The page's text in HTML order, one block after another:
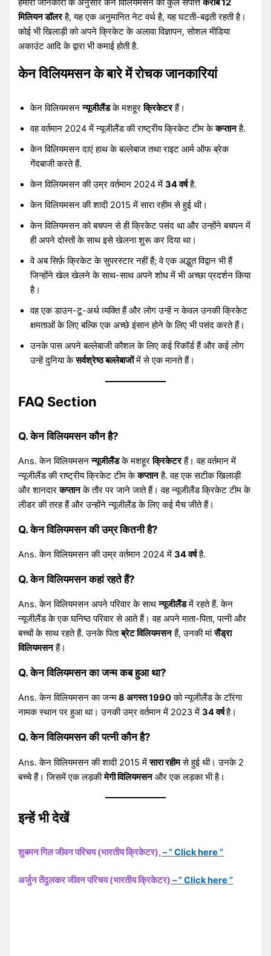
मिलियन डॉलरहै, यह एक अनुमानित नेट वर्थ है, यह घटती-बढ़ती रहती है।
कोई भी खिलाड़ी को अपने क्रिकेट के अलावा विज्ञापन, सोशल मीडिया
अकाउंट आदि के द्वारा भी कमाई होती है.
केन विलियमसन के बारे में रोचक जानकारियां
केन विलियमसनन्यूजीलैंडके मशहूरक्रिकेटरहैं।
वह वर्तमान 2024 में न्यूजीलैंड की राष्ट्रीय क्रिकेट टीम केकप्तानहै.
केन विलियमसन दाएं हाथ के बल्लेबाज तथा राइट आर्म ऑफ ब्रेक
गेंदबाजी करते हैं.
केन विलियमसन की उम्र वर्तमान 2024 में34 वर्षहै.
केन विलियमसन की शादी 2015 में सारा रहीम से हुई थी।
केन विलियमसन को बचपन से ही क्रिकेट पसंद था और उन्होंने बचपन में
ही अपने दोस्तों के साथ इसे खेलना शुरू कर दिया था।
वे अब सिर्फ़ क्रिकेट के सुपरस्टार नहीं हैं; वे एक अद्भुत विद्वान भी हैं
जिन्होंने खेल खेलने के साथ-साथ अपने शोध में भी अच्छा प्रदर्शन किया
है।
वह एक डाउन-टू-अर्थ व्यक्ति हैं और लोग उन्हें न केवल उनकी क्रिकेट
क्षमताओं के लिए बल्कि एक अच्छे इंसान होने के लिए भी पसंद करते हैं।
उनके पास अपने बल्लेबाजी कौशल के लिए कई रिकॉर्ड हैं और कई लोग
उन्हें दुनिया केसर्वश्रेष्ठ बल्लेबाजोंमें से एक मानते हैं।
FAQ Section
Q. केन विलियमसन कौन है?
Ans. केन विलियमसनन्यूजीलैंडके मशहूरक्रिकेटरहैं। वह वर्तमान में
न्यूजीलैंड की राष्ट्रीय क्रिकेट टीम केकप्तानहै. वह एक सटीक खिलाड़ी
और शानदारकप्तानके तौर पर जाने जाते हैं। वह न्यूजीलैंड क्रिकेट टीम के
लीडर की तरह हैं और उन्होंने न्यूजीलैंड के लिए कई मैच जीते हैं।
Q. केन विलियमसन की उम्र कितनी है?
Ans. केन विलियमसन की उम्र वर्तमान 2024 में34 वर्षहै.
Q. केन विलियमसन कहां रहते हैं?
Ans. केन विलियमसन अपने परिवार के साथन्यूजीलैंडमें रहते हैं. केन
न्यूजीलैंड के एक घनिष्ठ परिवार से आते हैं। वह अपने माता-पिता, पत्नी और
बच्चों के साथ रहते हैं. उनके पिताब्रेट विलियमसनहैं, उनकी मांसैंड्रा
विलियमसनहैं।
Q. केन विलियमसन का जन्म कब हुआ था?
Ans. केन विलियमसन का जन्म8 अगस्त 1990को न्यूजीलैंड के टॉरंगा
नामक स्थान पर हुआ था। उनकी उम्र वर्तमान में 2023 में34 वर्षहै।
Q. केन विलियमसन की पत्नी कौन है?
Ans. केन विलियमसन की शादी 2015 मेंसारा रहीमसे हुई थी। उनके 2
बच्चे हैं। जिसमें एक लड़कीमेगी विलियमसनऔर एक लड़का भी है।
इन्हें भी देखें
शुबमन गिल जीवन परिचय (भारतीय क्रिकेटर), – ” Click here “
अर्जुन तेंदुलकर जीवन परिचय (भारतीय क्रिकेटर) – ” Click here “